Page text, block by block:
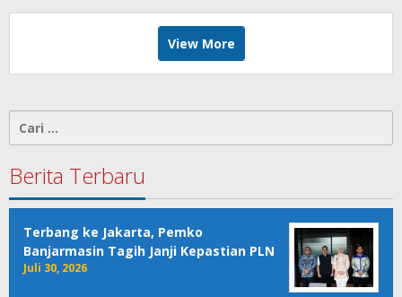
View More
Cari
untuk:
Berita Terbaru
Terbang ke Jakarta, Pemko
Banjarmasin Tagih Janji Kepastian PLN
Juli 30, 2026